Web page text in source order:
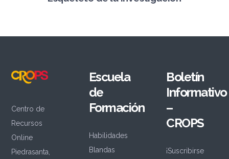
Centro de
Recursos
Online
Piedrasanta,
Escuela
de
Formación
Habilidades
Blandas
Boletín
Informativo
–
CROPS
¡Suscribirse